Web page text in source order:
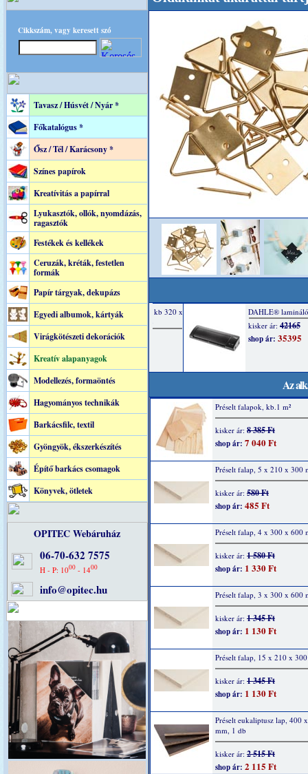
Cikkszám, vagy keresett szó
Tavasz / Húsvét / Nyár *
Főkatalógus *
Ősz / Tél / Karácsony *
Színes papírok
Kreatívitás a papírral
Lyukasztók, ollók, nyomdázás,
ragasztók
Festékek és kellékek
Ceruzák, kréták, festetlen
formák
Papír tárgyak, dekupázs
Egyedi albumok, kártyák
Virágkötészeti dekorációk
Kreatív alapanyagok
Modellezés, formaöntés
Hagyományos technikák
Barkácsfilc, textil
Gyöngyök, ékszerkészítés
Építő barkács csomagok
Könyvek, ötletek
OPITEC Webáruház
06-70-632 7575
H - P: 1000- 1400
info@opitec.hu
Az
Préselt falapok, kb.1 m²
kisker ár: 8 385 Ft
shop ár: 7 040 Ft
Préselt falap, 5 x 210 x 300
kisker ár: 580 Ft
shop ár: 485 Ft
Préselt falap, 4 x 300 x 600
kisker ár: 1 580 Ft
shop ár: 1 330 Ft
Préselt falap, 3 x 300 x 600
kisker ár: 1 345 Ft
shop ár: 1 130 Ft
Préselt falap, 15 x 210 x
kisker ár: 1 345 Ft
shop ár: 1 130 Ft
Préselt eukaliptusz lap, 400
mm, 1 db
kisker ár: 2 515 Ft
shop ár: 2 115 Ft